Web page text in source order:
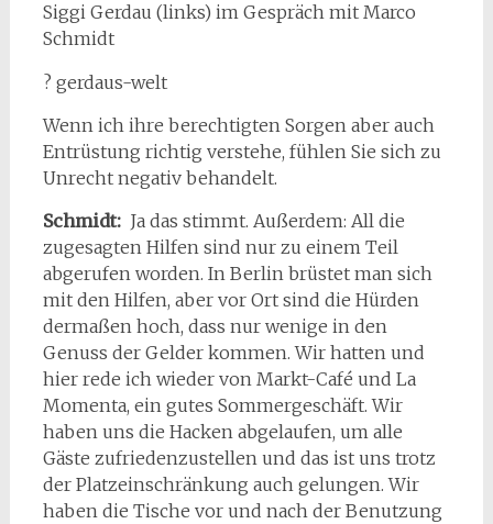
Siggi Gerdau (links) im Gespräch mit Marco
Schmidt
? gerdaus-welt
Wenn ich ihre berechtigten Sorgen aber auch
Entrüstung richtig verstehe, fühlen Sie sich zu
Unrecht negativ behandelt.
Schmidt: Ja das stimmt. Außerdem: All die
zugesagten Hilfen sind nur zu einem Teil
abgerufen worden. In Berlin brüstet man sich
mit den Hilfen, aber vor Ort sind die Hürden
dermaßen hoch, dass nur wenige in den
Genuss der Gelder kommen. Wir hatten und
hier rede ich wieder von Markt-Café und La
Momenta, ein gutes Sommergeschäft. Wir
haben uns die Hacken abgelaufen, um alle
Gäste zufriedenzustellen und das ist uns trotz
der Platzeinschränkung auch gelungen. Wir
haben die Tische vor und nach der Benutzung